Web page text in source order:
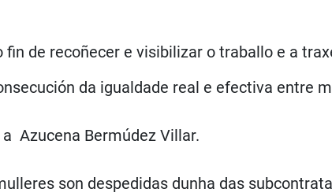
de recoñecer e visibilizar o traballo e a
da igualdade real e efectiva entre
Azucena Bermúdez Villar.
son despedidas dunha das